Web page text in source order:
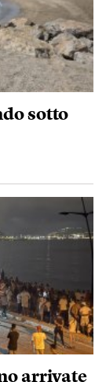
sotto
arrivate